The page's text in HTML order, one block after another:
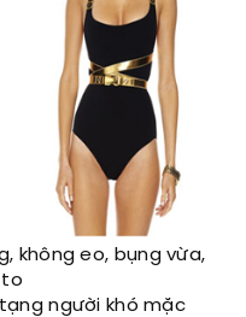
không eo, bụng vừa,
to
người khó mặc